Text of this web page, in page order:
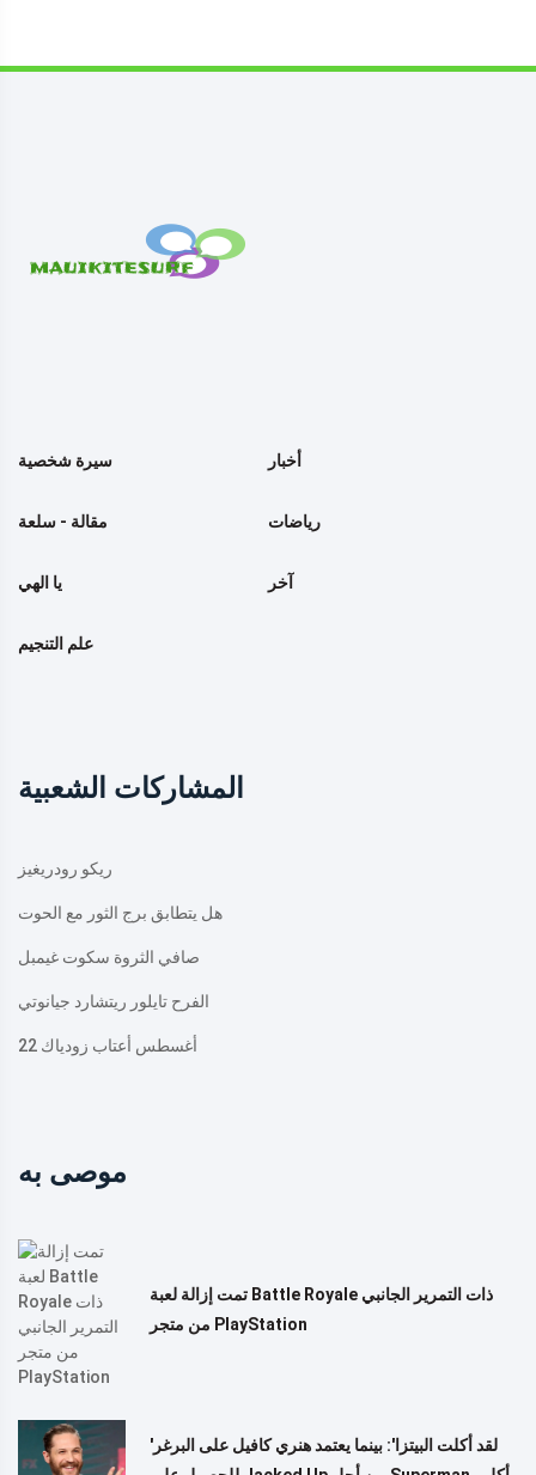
سيرة شخصية أخبار
مقالة - سلعة رياضات
يا الهي آخر
علم التنجيم
المشاركات الشعبية
ريكو رودريغيز
هل يتطابق برج الثور مع الحوت
صافي الثروة سكوت غيمبل
الفرح تايلور ريتشارد جيانوتي
22 أغسطس أعتاب زودياك
موصى به
تمت إزالة لعبة Battle Royale ذات التمرير الجانبي
من متجر PlayStation
'لقد أكلت البيتزا': بينما يعتمد هنري كافيل على البرغر